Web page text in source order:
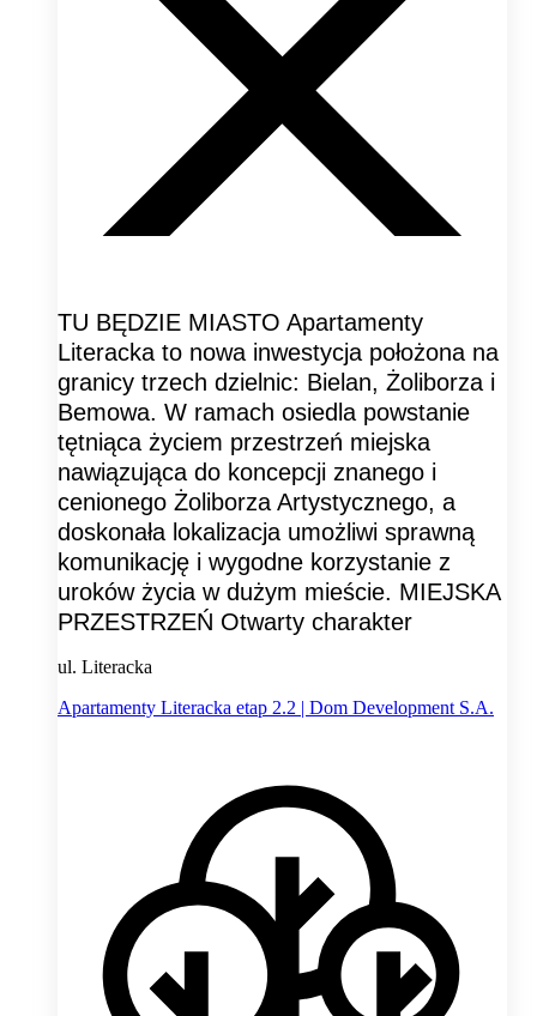
TU BĘDZIE MIASTO Apartamenty
Literacka to nowa inwestycja położona na
granicy trzech dzielnic: Bielan, Żoliborza i
Bemowa. W ramach osiedla powstanie
tętniąca życiem przestrzeń miejska
nawiązująca do koncepcji znanego i
cenionego Żoliborza Artystycznego, a
doskonała lokalizacja umożliwi sprawną
komunikację i wygodne korzystanie z
uroków życia w dużym mieście. MIEJSKA
PRZESTRZEŃ Otwarty charakter
ul. Literacka
Apartamenty Literacka etap 2.2 | Dom Development S.A.